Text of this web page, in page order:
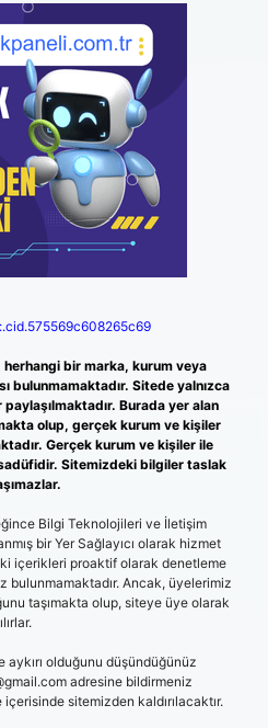
bir marka, kurum veya
bulunmamaktadır. Sitede yalnızca
paylaşılmaktadır. Burada yer alan
olup, gerçek kurum ve kişiler
Gerçek kurum ve kişiler ile
Sitemizdeki bilgiler taslak
Bilgi Teknolojileri ve İletişim
bir Yer Sağlayıcı olarak hizmet
içerikleri proaktif olarak denetleme
bulunmamaktadır. Ancak, üyelerimiz
taşımakta olup, siteye üye olarak
olduğunu düşündüğünüz
adresine bildirmeniz
sitemizden kaldırılacaktır.